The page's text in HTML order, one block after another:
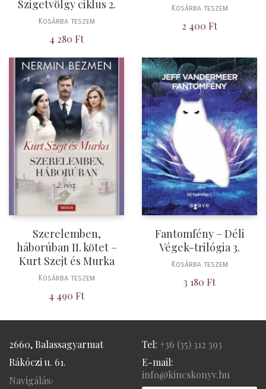
Szigetvölgy ciklus 2.
Kosárba teszem
4 280 Ft
Kosárba teszem
2 400 Ft
Szerelemben,
háborúban II. kötet –
Kurt Szejt és Murka
Kosárba teszem
4 490 Ft
Fantomfény – Déli
Végek-trilógia 3.
Kosárba teszem
3 180 Ft
2660, Balassagyarmat
Rákóczi u. 61.
Navigálás›
Tel: +36 (35) 312 393
E-mail:
info@kincskonyv.hu